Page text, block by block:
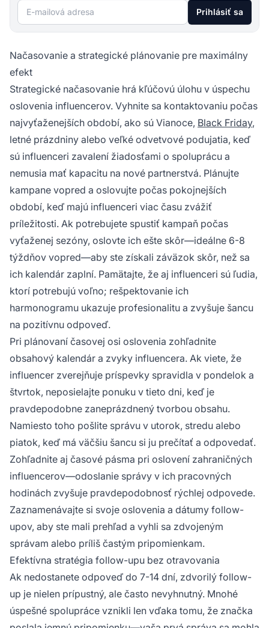
E-mailová adresa Prihlásiť sa
Načasovanie a strategické plánovanie pre maximálny
efekt
Strategické načasovanie hrá kľúčovú úlohu v úspechu
oslovenia influencerov. Vyhnite sa kontaktovaniu počas
najvyťaženejších období, ako sú Vianoce, Black Friday,
letné prázdniny alebo veľké odvetvové podujatia, keď
sú influenceri zavalení žiadosťami o spoluprácu a
nemusia mať kapacitu na nové partnerstvá. Plánujte
kampane vopred a oslovujte počas pokojnejších
období, keď majú influenceri viac času zvážiť
príležitosti. Ak potrebujete spustiť kampaň počas
vyťaženej sezóny, oslovte ich ešte skôr—ideálne 6-8
týždňov vopred—aby ste získali záväzok skôr, než sa
ich kalendár zaplní. Pamätajte, že aj influenceri sú ľudia,
ktorí potrebujú voľno; rešpektovanie ich
harmonogramu ukazuje profesionalitu a zvyšuje šancu
na pozitívnu odpoveď.
Pri plánovaní časovej osi oslovenia zohľadnite
obsahový kalendár a zvyky influencera. Ak viete, že
influencer zverejňuje príspevky spravidla v pondelok a
štvrtok, neposielajte ponuku v tieto dni, keď je
pravdepodobne zaneprázdnený tvorbou obsahu.
Namiesto toho pošlite správu v utorok, stredu alebo
piatok, keď má väčšiu šancu si ju prečítať a odpovedať.
Zohľadnite aj časové pásma pri oslovení zahraničných
influencerov—odoslanie správy v ich pracovných
hodinách zvyšuje pravdepodobnosť rýchlej odpovede.
Zaznamenávajte si svoje oslovenia a dátumy follow-
upov, aby ste mali prehľad a vyhli sa zdvojeným
správam alebo príliš častým pripomienkam.
Efektívna stratégia follow-upu bez otravovania
Ak nedostanete odpoveď do 7-14 dní, zdvorilý follow-
up je nielen prípustný, ale často nevyhnutný. Mnohé
úspešné spolupráce vznikli len vďaka tomu, že značka